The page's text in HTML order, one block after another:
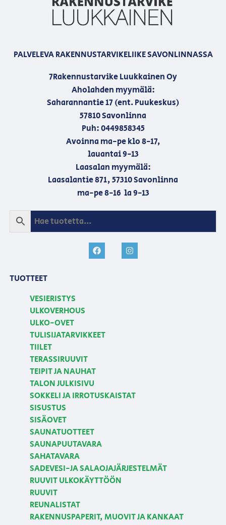
PALVELEVA RAKENNUSTARVIKELIIKE SAVONLINNASSA
7Rakennustarvike Luukkainen Oy
Aholahden myymälä:
Saharannantie 17 (ent. Puukeskus)
57810 Savonlinna
Puh: 0449858345
Avoinna ma-pe klo 8-17,
lauantai 9-13
Laasalan myymälä:
Laasalantie 871, 57310 Savonlinna
ma-pe 8-16 la 9-13
TUOTTEET
VESIERISTYS
ULKOVERHOUS
ULKO-OVET
TULISIJATARVIKKEET
TIILET
TERASSIRUUVIT
TEIPIT JA NAUHAT
TALON JULKISIVU
SOKKELI JA IRROTUSKAISTAT
SISUSTUS
SISÄOVET
SAUNATUOTTEET
SAUNAPUUTAVARA
SAHATAVARA
SADEVESI-JA SALAOJAJÄRJESTELMÄT
RUUVIT ULKOKÄYTTÖÖN
RUUVIT
REUNALISTAT
RAKENNUSPAPERIT, MUOVIT JA KANKAAT